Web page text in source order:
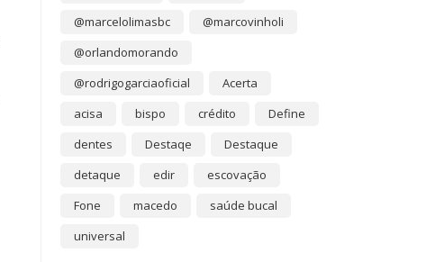
@marcelolimasbc
@marcovinholi
@orlandomorando
@rodrigogarciaoficial
Acerta
acisa
bispo crédito
Define
dentes
Destaqe
Destaque
detaque
edir
escovação
Fone
macedo
saúde bucal
universal